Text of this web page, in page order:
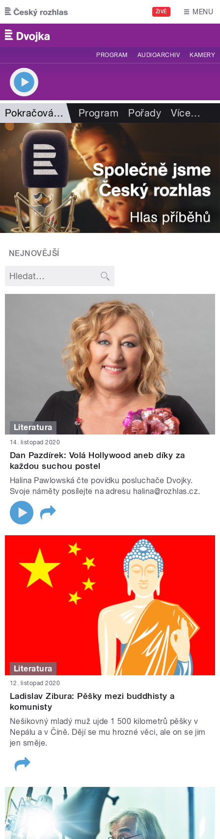
Přejít k hlavnímu obsahu
ŽIVĚ MENU
PROGRAM AUDIOARCHIV KAMERY
Pokračování za chvilku Program Pořady Více…
NEJNOVĚJŠÍ
Literatura
14. listopad 2020
Dan Pazdírek: Volá Hollywood aneb díky za
každou suchou postel
Halina Pawlowská čte povídku posluchače Dvojky.
Svoje náměty posílejte na adresu halina@rozhlas.cz.
Literatura
12. listopad 2020
Ladislav Zibura: Pěšky mezi buddhisty a
komunisty
Nešikovný mladý muž ujde 1 500 kilometrů pěšky v
Nepálu a v Číně. Dějí se mu hrozné věci, ale on se jim
jen směje.